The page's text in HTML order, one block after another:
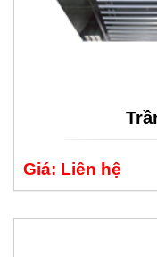
Giá: Liên hệ